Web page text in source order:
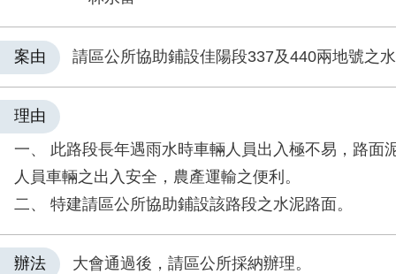
案由 請區公所協助鋪設佳陽段337及440兩地號之
理由
一、 此路段長年遇雨水時車輛人員出入極不易，路面
人員車輛之出入安全，農產運輸之便利。
二、 特建請區公所協助鋪設該路段之水泥路面。
辦法 大會通過後，請區公所採納辦理。